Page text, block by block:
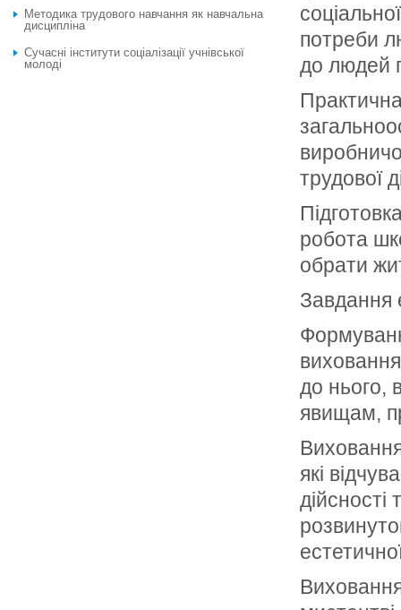
потреби
до людей
трудової
робота
обрати
Завдання
до нього,
явищам,
які
дійсності
Методика трудового навчання як навчальна
дисципліна
Сучасні інститути соціалізації учнівської
молоді